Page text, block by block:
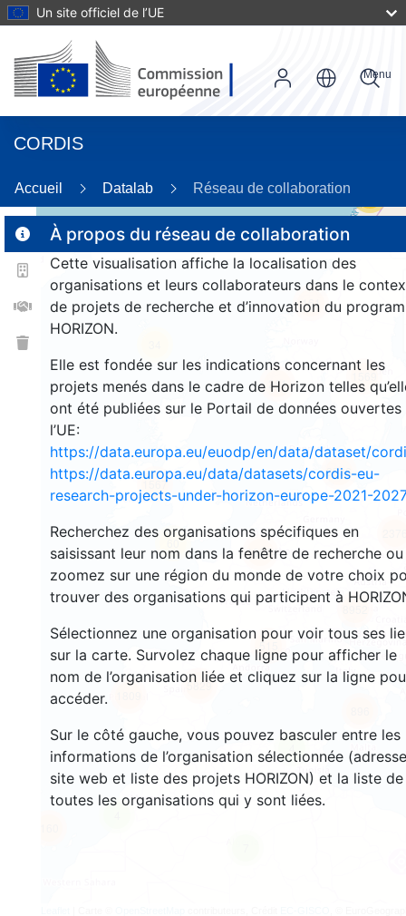
Un site officiel de l’UE
CORDIS
Menu
Accueil Datalab Réseau de collaboration
À propos du réseau de collaboration
Cette visualisation affiche la localisation des
organisations et leurs collaborateurs dans le
de projets de recherche et d’innovation du
HORIZON.
Elle est fondée sur les indications concernant les
projets menés dans le cadre de Horizon telles
ont été publiées sur le Portail de données ouvertes
l’UE:
https://data.europa.eu/euodp/en/data/dataset/
https://data.europa.eu/data/datasets/cordis-eu-
research-projects-under-horizon-europe-2021-2027
Recherchez des organisations spécifiques en
saisissant leur nom dans la fenêtre de recherche ou
zoomez sur une région du monde de votre choix
trouver des organisations qui participent à
Sélectionnez une organisation pour voir tous ses
sur la carte. Survolez chaque ligne pour afficher le
nom de l’organisation liée et cliquez sur la ligne
accéder.
Sur le côté gauche, vous pouvez basculer entre les
informations de l’organisation sélectionnée
site web et liste des projets HORIZON) et la liste de
toutes les organisations qui y sont liées.
161
261
5829
60
515
3536
1567
18664
1569